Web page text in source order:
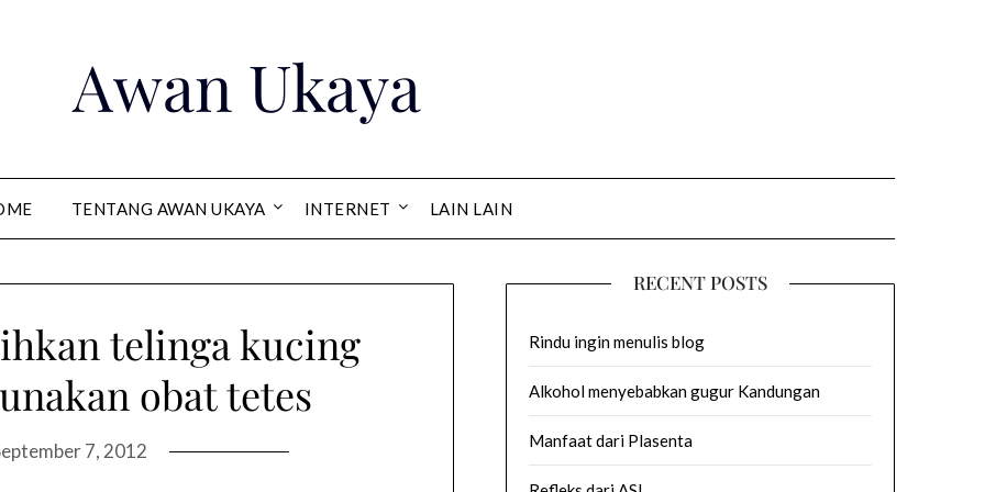
Awan Ukaya
TENTANG AWAN UKAYA INTERNET LAIN LAIN
telinga kucing
obat tetes
7, 2012
RECENT POSTS
Rindu ingin menulis blog
Alkohol menyebabkan gugur Kandungan
Manfaat dari Plasenta